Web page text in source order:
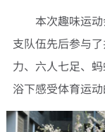
本次趣味运
支队伍先后参与
力、六人七足、
浴下感受体育运动